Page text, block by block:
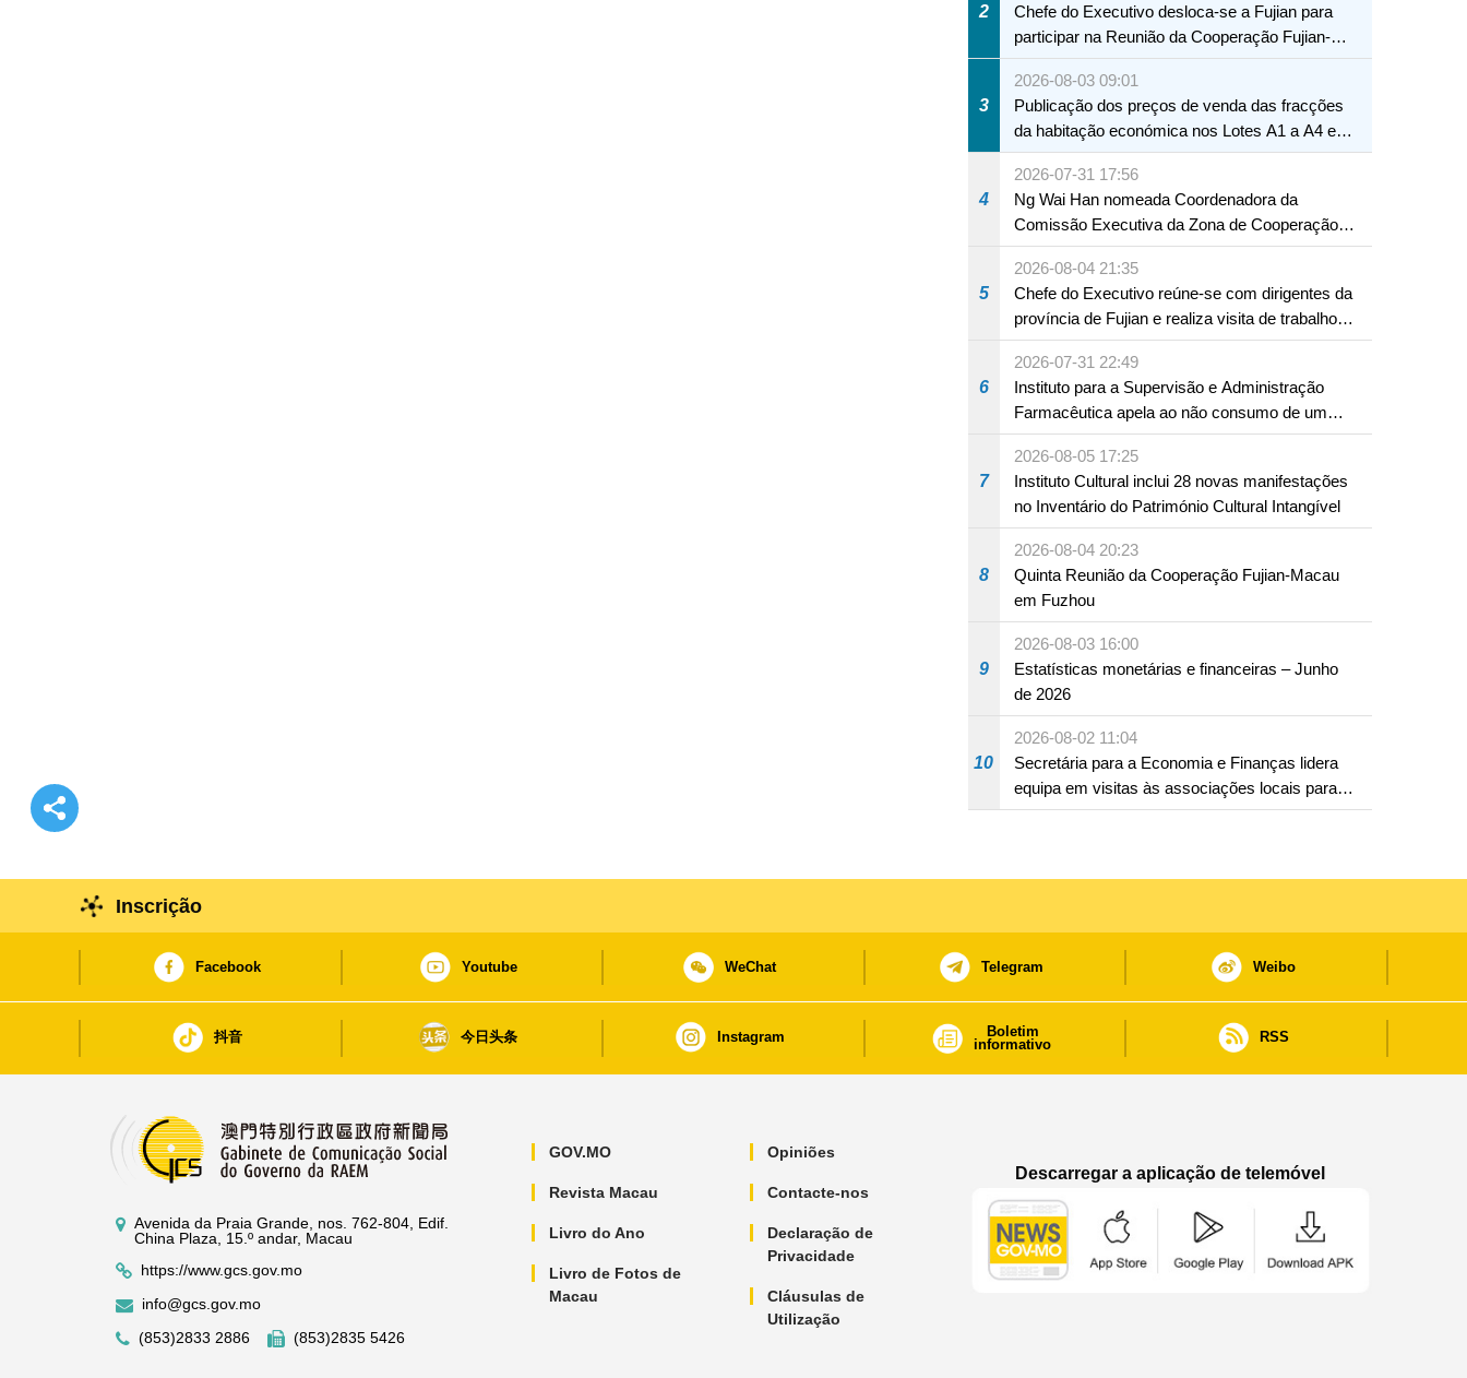
2
Chefe do Executivo desloca-se a Fujian para
participar na Reunião da Cooperação Fujian-
Macau
3
2026-08-03 09:01
Publicação dos preços de venda das fracções
da habitação económica nos Lotes A1 a A4 e
A12 da Zona A dos Novos Aterros
4
2026-07-31 17:56
Ng Wai Han nomeada Coordenadora da
Comissão Executiva da Zona de Cooperação
Aprofundada entre Guangdong e Macau em
Hengqin
5
2026-08-04 21:35
Chefe do Executivo reúne-se com dirigentes da
província de Fujian e realiza visita de trabalho
em Fuzhou
6
2026-07-31 22:49
Instituto para a Supervisão e Administração
Farmacêutica apela ao não consumo de um
produto com substâncias medicamentosas
ocidentais
7
2026-08-05 17:25
Instituto Cultural inclui 28 novas manifestações
no Inventário do Património Cultural Intangível
8
2026-08-04 20:23
Quinta Reunião da Cooperação Fujian-Macau
em Fuzhou
9
2026-08-03 16:00
Estatísticas monetárias e financeiras – Junho
de 2026
10
2026-08-02 11:04
Secretária para a Economia e Finanças lidera
equipa em visitas às associações locais para
consolidar consensos e promover os trabalhos
Inscrição
Facebook Youtube WeChat Telegram Weibo
抖音 今日头条 Instagram
Boletim
informativo
RSS
Avenida da Praia Grande, nos. 762-804, Edif.
China Plaza, 15.º andar, Macau
https://www.gcs.gov.mo
info@gcs.gov.mo
(853)2833 2886
(853)2835 5426
GOV.MO
Revista Macau
Livro do Ano
Livro de Fotos de
Macau
Opiniões
Contacte-nos
Declaração de
Privacidade
Cláusulas de
Utilização
Descarregar a aplicação de telemóvel